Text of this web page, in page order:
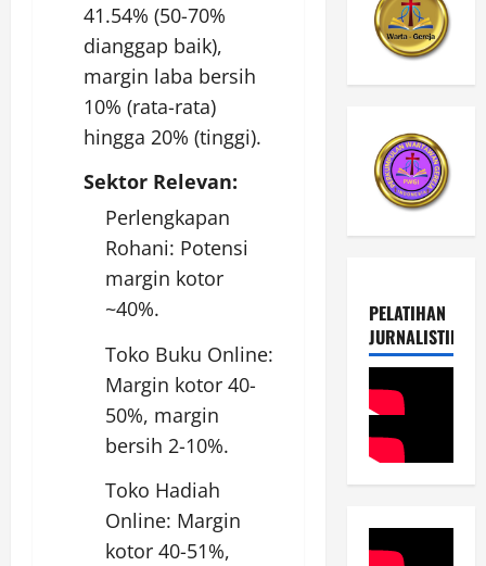
41.54% (50-70%
dianggap baik),
margin laba bersih
10% (rata-rata)
hingga 20% (tinggi).
Sektor Relevan:
Perlengkapan
Rohani: Potensi
margin kotor
~40%.
Toko Buku Online:
Margin kotor 40-
50%, margin
bersih 2-10%.
Toko Hadiah
Online: Margin
kotor 40-51%,
PELATIHAN
JURNALISTIK